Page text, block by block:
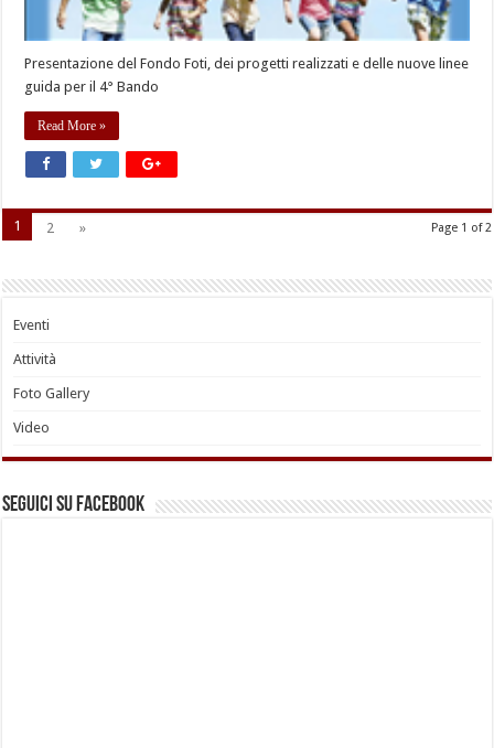
Presentazione del Fondo Foti, dei progetti realizzati e delle nuove linee
guida per il 4° Bando
Read More »
Page 1 of 2
1 2 »
Eventi
Attività
Foto Gallery
Video
Seguici su Facebook